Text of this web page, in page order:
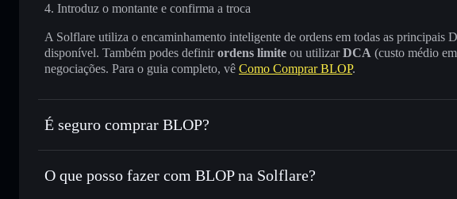
Introduz o montante e confirma a troca
A Solflare utiliza o encaminhamento inteligente de ordens em todas as principais
disponível. Também podes definirordens limite ou utilizarDCA (custo médio
negociações. Para o guia completo, vê Como Comprar BLOP.
É seguro comprar BLOP?
BLOP não está verificado
O que posso fazer com BLOP na Solflare?